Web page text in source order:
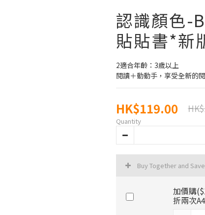
認識顏色-
貼貼書*新
2適合年齡：3歲以上
閱讀＋動動手，享受全新的
HK$119.00
Quantity
Buy Together and
加價購
折兩次